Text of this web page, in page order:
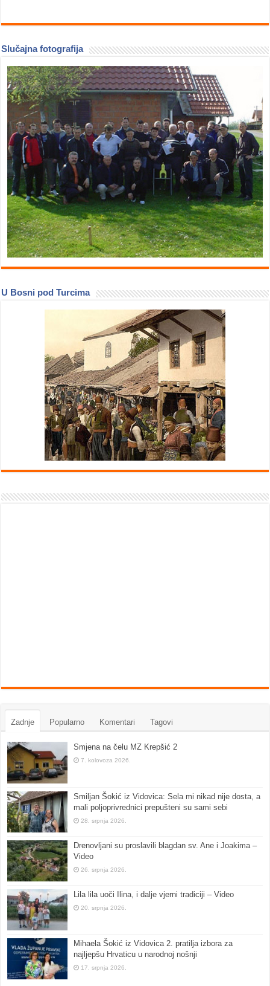
Slučajna fotografija
U Bosni pod Turcima
Zadnje Popularno Komentari Tagovi
Smjena na čelu MZ Krepšić 2
7. kolovoza 2026.
Smiljan Šokić iz Vidovica: Sela mi nikad nije dosta, a
mali poljoprivrednici prepušteni su sami sebi
28. srpnja 2026.
Drenovljani su proslavili blagdan sv. Ane i Joakima –
Video
26. srpnja 2026.
Lila lila uoči Ilina, i dalje vjerni tradiciji – Video
20. srpnja 2026.
Mihaela Šokić iz Vidovica 2. pratilja izbora za
najljepšu Hrvaticu u narodnoj nošnji
17. srpnja 2026.